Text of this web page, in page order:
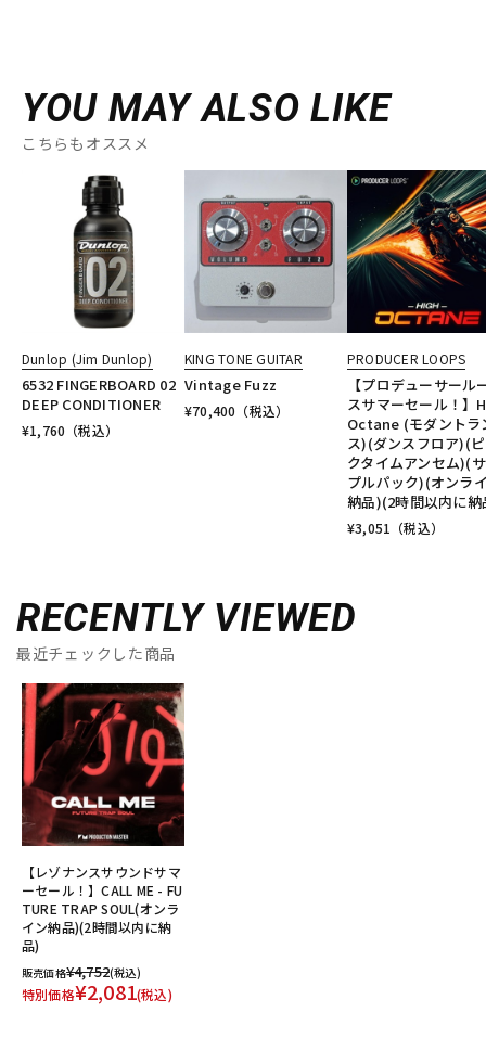
YOU MAY ALSO LIKE
こちらもオススメ
Dunlop (Jim Dunlop)
6532 FINGERBOARD 02
DEEP CONDITIONER
¥1,760 （税込）
KING TONE GUITAR
Vintage Fuzz
¥70,400 （税込）
PRODUCER LOOPS
【プロデューサール
スサマーセール！】
Octane (モダントラ
ス)(ダンスフロア)(
クタイムアンセム)(
プルパック)(オンラ
納品)(2時間以内に納
¥3,051 （税込）
RECENTLY VIEWED
最近チェックした商品
【レゾナンスサウンドサマ
ーセール！】CALL ME - FU
TURE TRAP SOUL(オンラ
イン納品)(2時間以内に納
品)
販売価格¥4,752(税込)
特別価格¥2,081(税込)